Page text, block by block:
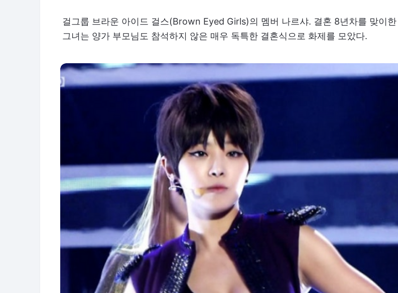
걸그룹 브라운 아이드 걸스(Brown Eyed Girls)의 멤버 나르샤. 결혼 8년차를 맞이한
그녀는 양가 부모님도 참석하지 않은 매우 독특한 결혼식으로 화제를 모았다.